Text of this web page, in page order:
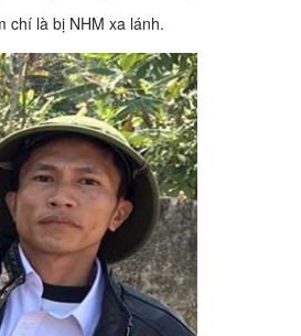
chí là bị NHM xa lánh.